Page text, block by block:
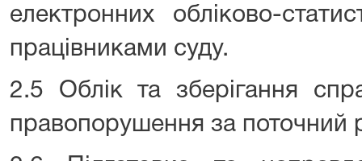
електронних обліково-
працівниками суду.
2.5 Облік та зберігання
правопорушення за поточний